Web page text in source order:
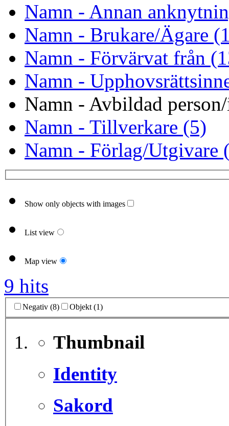
Namn - Annan
Namn - Brukare/Ägare
Namn - Förvärvat från
Namn -
Namn - Avbildad
Namn - Tillverkare (5)
Namn - Förlag/Utgivare
Show only objects with images
List view
Map view
9 hits
Negativ (8) Objekt (1)
Thumbnail
Identity
Sakord